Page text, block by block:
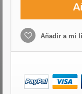
Añadir a mi